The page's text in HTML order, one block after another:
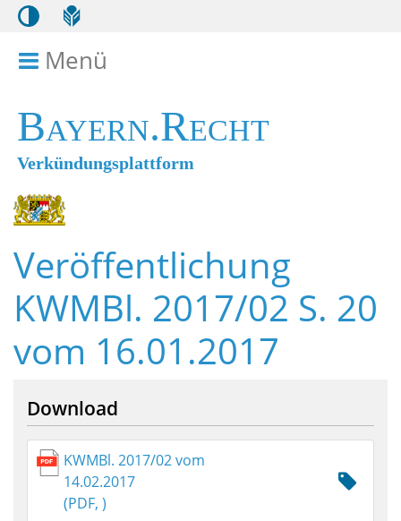
Menü
Bayern.Recht
Verkündungsplattform
Veröffentlichung
KWMBl. 2017/02 S. 20
vom 16.01.2017
Download
KWMBl. 2017/02 vom
14.02.2017
(PDF, )